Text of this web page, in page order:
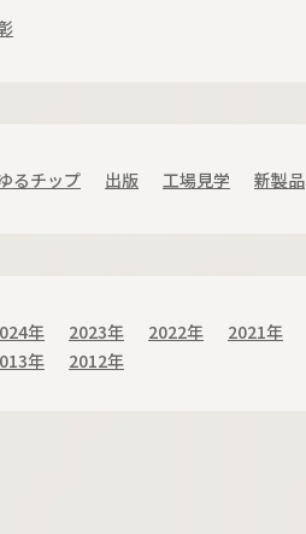
るチップ 出版 工場見学 新製品
年 2023年 2022年 2021年
年 2012年